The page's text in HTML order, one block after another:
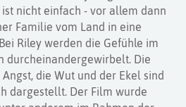
nicht einfach - vor allem dann
Familie vom Land in eine
Riley werden die Gefühle im
durcheinandergewirbelt. Die
die Wut und der Ekel sind
dargestellt. Der Film wurde